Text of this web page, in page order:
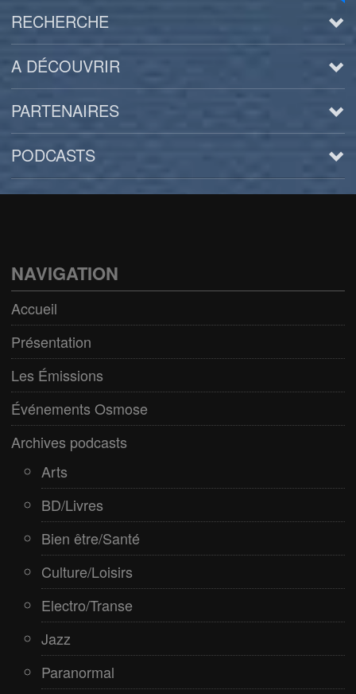
RECHERCHE
A DÉCOUVRIR
PARTENAIRES
PODCASTS
Arts
Bien être/Santé
Culture/Loisirs
Electro/Transe
Paranormal
Pop/Rock
Rap
Spiritualité
NAVIGATION
Accueil
Présentation
Les Émissions
Événements Osmose
Archives podcasts
Arts
BD/Livres
Bien être/Santé
Culture/Loisirs
Electro/Transe
Jazz
Paranormal